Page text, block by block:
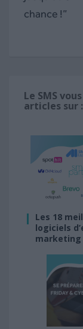
chance !”
Le SMS
articles sur :
Les 18
logiciels
marketing